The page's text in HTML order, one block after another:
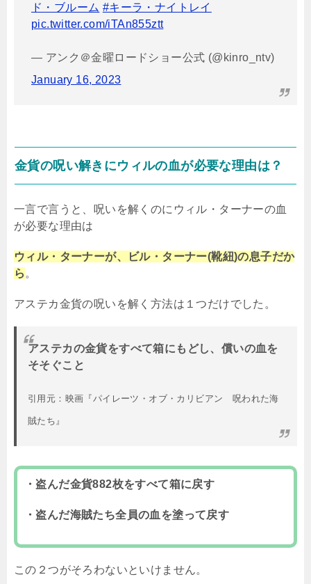
ド・ブルーム #キーラ・ナイトレイ
pic.twitter.com/iTAn855ztt
— アンク＠金曜ロードショー公式 (@kinro_ntv)
January 16, 2023
金貨の呪い解きにウィルの血が必要な理由は？
一言で言うと、呪いを解くのにウィル・ターナーの血
が必要な理由は
ウィル・ターナーが、ビル・ターナー(靴紐)の息子だか
ら 。
アステカ金貨の呪いを解く方法は１つだけでした。
アステカの金貨をすべて箱にもどし、償いの血を
そそぐこと
引用元：映画『パイレーツ・オブ・カリビアン 呪われた海
賊たち』
・盗んだ金貨882枚をすべて箱に戻す
・盗んだ海賊たち全員の血を塗って戻す
この２つがそろわないといけません。